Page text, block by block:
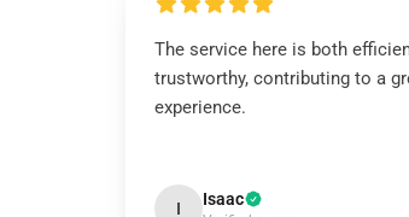
The service here is both
trustworthy, contributing to a
experience.
I Isaac